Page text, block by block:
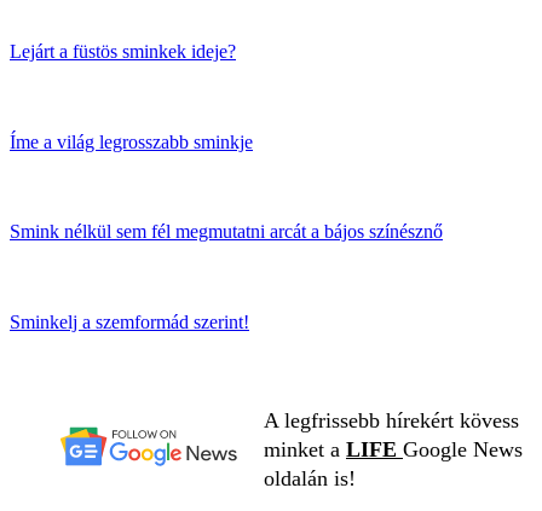
Lejárt a füstös sminkek ideje?
Íme a világ legrosszabb sminkje
Smink nélkül sem fél megmutatni arcát a bájos színésznő
Sminkelj a szemformád szerint!
A legfrissebb hírekért kövess
minket a LIFE Google News
oldalán is!